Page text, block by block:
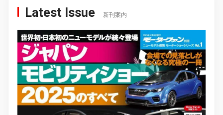
Latest Issue 新刊案内